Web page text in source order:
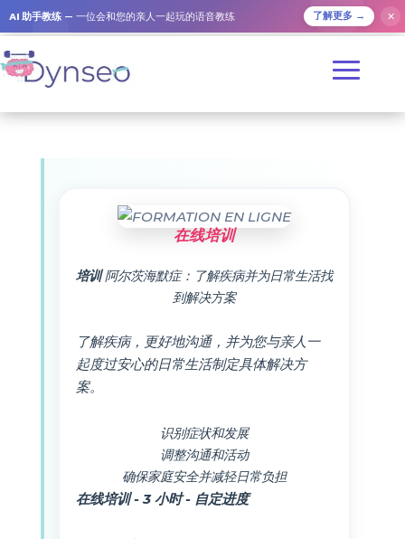
AI 助手教练 — 一位会和您的亲人一起玩的语音教练 了解更多 → ✕
在线培训
培训阿尔茨海默症：了解疾病并为日常生活找
到解决方案
了解疾病，更好地沟通，并为您与亲人一
起度过安心的日常生活制定具体解决方
案。
识别症状和发展
调整沟通和活动
确保家庭安全并减轻日常负担
在线培训 - 3 小时 - 自定进度